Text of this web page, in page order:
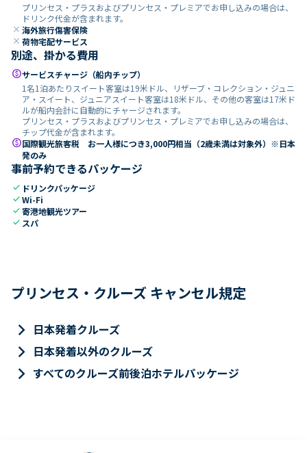
プリンセス・プラスおよびプリンセス・プレミアでお申し込みの場合は、
ドリンク代金が含まれます。
close 海外旅行傷害保険
close 荷物宅配サービス
別途、掛かる費用
paidサービスチャージ（船内チップ）
1名1泊あたりスイート客室は19米ドル、リザーブ・コレクション・ジュニ
ア・スイート、ジュニアスイート客室は18米ドル、その他の客室は17米ド
ルが船内会計に自動的にチャージされます。
プリンセス・プラスおよびプリンセス・プレミアでお申し込みの場合は、
チップ代金が含まれます。
paid国際観光旅客税 お一人様につき3,000円相当（2歳未満は対象外）※日本
発のみ
事前予約できるパッケージ
check ドリンクパッケージ
checkWi-Fi
check寄港地観光ツアー
check スパ
プリンセス・クルーズ キャンセル規定
keyboard_arrow_right 日本発着クルーズ
keyboard_arrow_right 日本発着以外のクルーズ
keyboard_arrow_right すべてのクルーズ前後泊ホテルパッケージ